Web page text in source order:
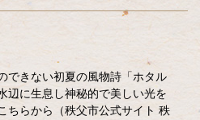
できない初夏の風物詩「ホタル
辺に生息し神秘的で美しい光を
ちらから（秩父市公式サイト 秩